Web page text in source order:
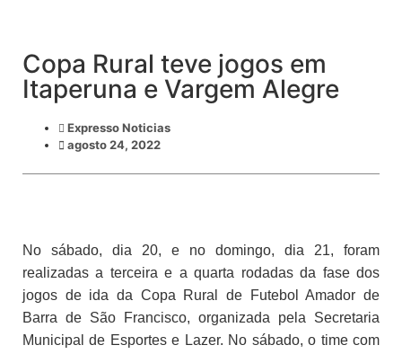
Copa Rural teve jogos em
Itaperuna e Vargem Alegre
Expresso Noticias
agosto 24, 2022
No sábado, dia 20, e no domingo, dia 21, foram
realizadas a terceira e a quarta rodadas da fase dos
jogos de ida da Copa Rural de Futebol Amador de
Barra de São Francisco, organizada pela Secretaria
Municipal de Esportes e Lazer. No sábado, o time com